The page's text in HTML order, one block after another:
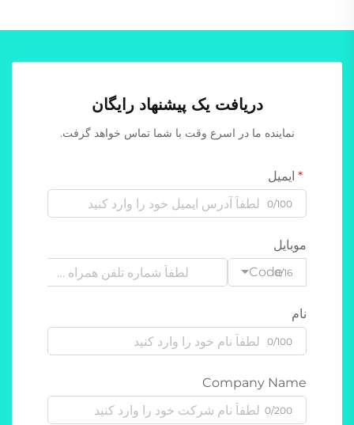
دریافت یک پیشنهاد رایگان
نماینده ما در اسرع وقت با شما تماس خواهد گرفت.
ایمیل
0/100
موبایل
Code0/16
نام
0/100
Company Name
0/200